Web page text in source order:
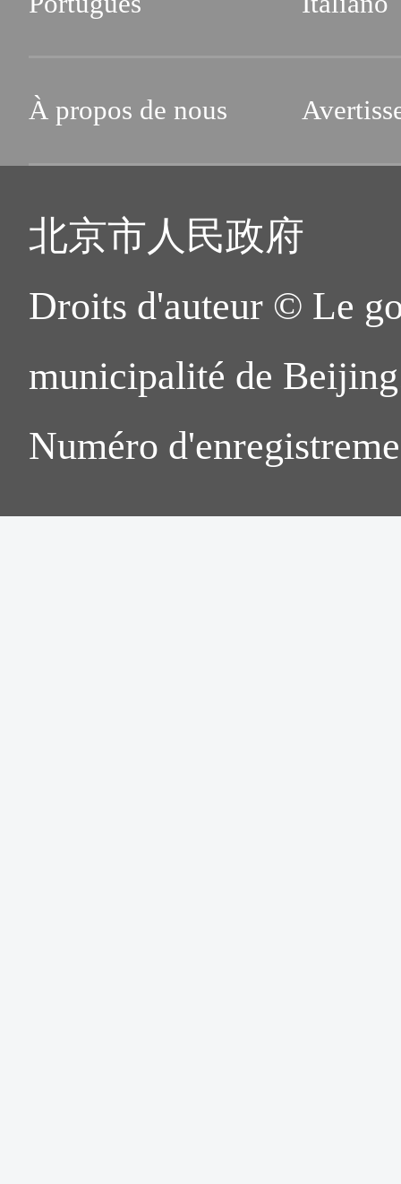
À propos de nous
北京市人民政府
Droits d'auteur © Le
municipalité de
Numéro